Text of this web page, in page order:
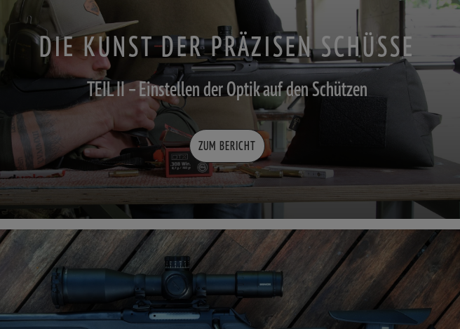
DIE KUNST DER PRÄZISEN SCHÜSSE
TEIL II – Einstellen der Optik auf den Schützen
ZUM BERICHT